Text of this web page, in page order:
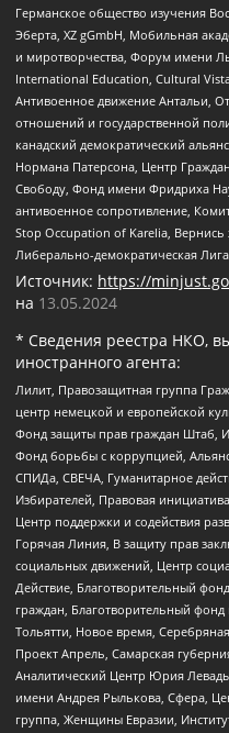
Германское общество изучения
Эберта, XZ gGmbH, Мобильная
и миротворчества, Форум имени
International Education, Cultural
Антивоенное движение Антальи,
отношений и государственной
канадский демократический
Нормана Патерсона, Центр
Свободу, Фонд имени Фридриха
антивоенное сопротивление,
Stop Occupation of Karelia,
Либерально-демократическая
Источник: https://
на 13.05.2024
* Сведения реестра НКО,
иностранного агента:
Лилит, Правозащитная группа
центр немецкой и европейской
Фонд защиты прав граждан Штаб,
Фонд борьбы с коррупцией,
СПИДа, СВЕЧА, Гуманитарное
Избирателей, Правовая
Центр поддержки и содействия
Горячая Линия, В защиту прав
социальных движений, Центр
Действие, Благотворительный
граждан, Благотворительный
Тольятти, Новое время,
Проект Апрель, Самарская
Аналитический Центр Юрия
имени Андрея Рылькова, Сфера,
группа, Женщины Евразии,